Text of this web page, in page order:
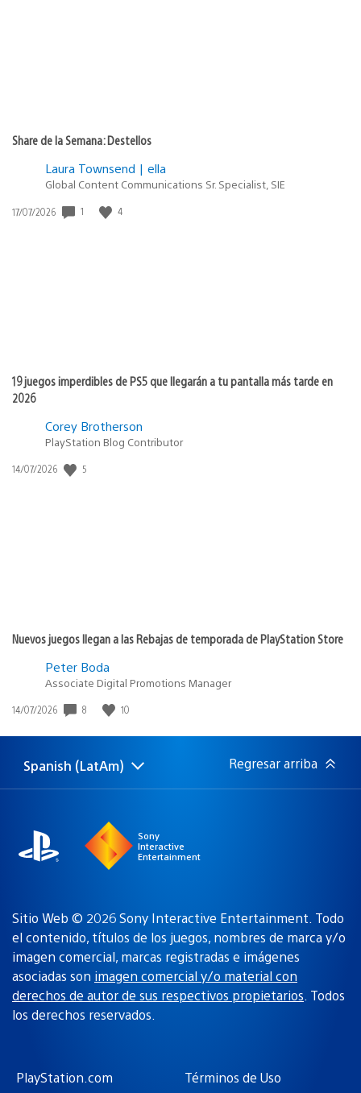
Share de la Semana: Destellos
Laura Townsend | ella
Global Content Communications Sr. Specialist, SIE
Fecha
17/07/2026 1 4
19 juegos imperdibles de PS5 que llegarán a tu pantalla más tarde en
2026
Corey Brotherson
PlayStation Blog Contributor
Fecha
14/07/2026 5
Nuevos juegos llegan a las Rebajas de temporada de PlayStation Store
Peter Boda
Associate Digital Promotions Manager
Fecha
publicación:
14/07/2026 8 10
Elige
una
Región
actual:
Spanish (LatAm) Regresar arriba
Sony
Interactive
Entertainment
Sitio Web © 2026 Sony Interactive Entertainment. Todo
el contenido, títulos de los juegos, nombres de marca y/o
imagen comercial, marcas registradas e imágenes
asociadas son imagen comercial y/o material con
derechos de autor de sus respectivos propietarios. Todos
los derechos reservados.
PlayStation.com Términos de Uso